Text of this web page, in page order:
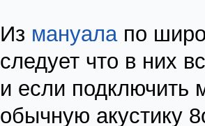
Из мануалапо
следует что в них
и если подключить
обычную акустику